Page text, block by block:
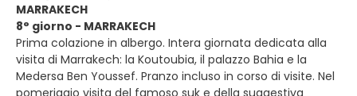
MARRAKECH
8° giorno - MARRAKECH
Prima colazione in albergo. Intera giornata dedicata alla
visita di Marrakech: la Koutoubia, il palazzo Bahia e la
Medersa Ben Youssef. Pranzo incluso in corso di visite. Nel
pomeriggio visita del famoso suk e della suggestiva